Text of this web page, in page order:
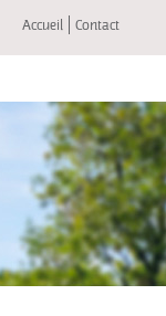
Accueil Contact